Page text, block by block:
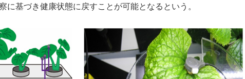
基づき健康状態に戻すことが可能となるという。